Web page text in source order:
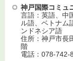
神戸国際コミュ
言語：英語、中
ル語、ベトナム
ンドネシア語
住所：神戸市長
階
電話：078-742-